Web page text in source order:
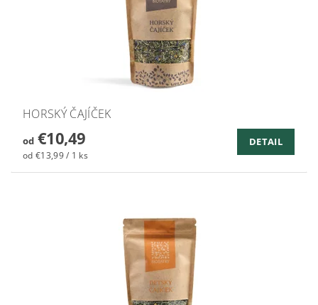
HORSKÝ ČAJÍČEK
od€10,49
od €13,99 / 1 ks
DETAIL